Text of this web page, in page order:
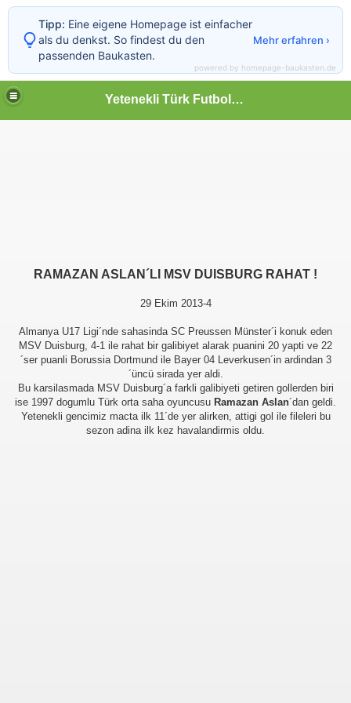
Yetenekli Türk Futbolcular
RAMAZAN ASLAN´LI MSV DUISBURG RAHAT !
29 Ekim 2013-4
Almanya U17 Ligi´nde sahasinda SC Preussen Münster´i konuk eden
MSV Duisburg, 4-1 ile rahat bir galibiyet alarak puanini 20 yapti ve 22
´ser puanli Borussia Dortmund ile Bayer 04 Leverkusen´in ardindan 3
´üncü sirada yer aldi.
Bu karsilasmada MSV Duisburg´a farkli galibiyeti getiren gollerden biri
ise 1997 dogumlu Türk orta saha oyuncusu Ramazan Aslan´dan geldi.
Yetenekli gencimiz macta ilk 11´de yer alirken, attigi gol ile fileleri bu
sezon adina ilk kez havalandirmis oldu.
Tipp: Eine eigene Homepage ist einfacher
als du denkst. So findest du den
passenden Baukasten.
Mehr erfahren ›
powered by homepage-baukasten.de